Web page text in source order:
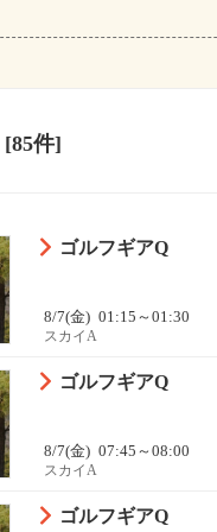
[85件]
ゴルフギアQ
8/7(金) 01:15～01:30
スカイA
ゴルフギアQ
8/7(金) 07:45～08:00
スカイA
ゴルフギアQ